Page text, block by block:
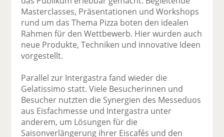
Masterclasses, Präsentationen und Workshops
rund um das Thema Pizza boten den idealen
Rahmen für den Wettbewerb. Hier wurden auch
neue Produkte, Techniken und innovative Ideen
vorgestellt.
Parallel zur Intergastra fand wieder die
Gelatissimo statt. Viele Besucherinnen und
Besucher nutzten die Synergien des Messeduos
aus Eisfachmesse und Intergastra unter
anderem, um Lösungen für die
Saisonverlängerung ihrer Eiscafés und den